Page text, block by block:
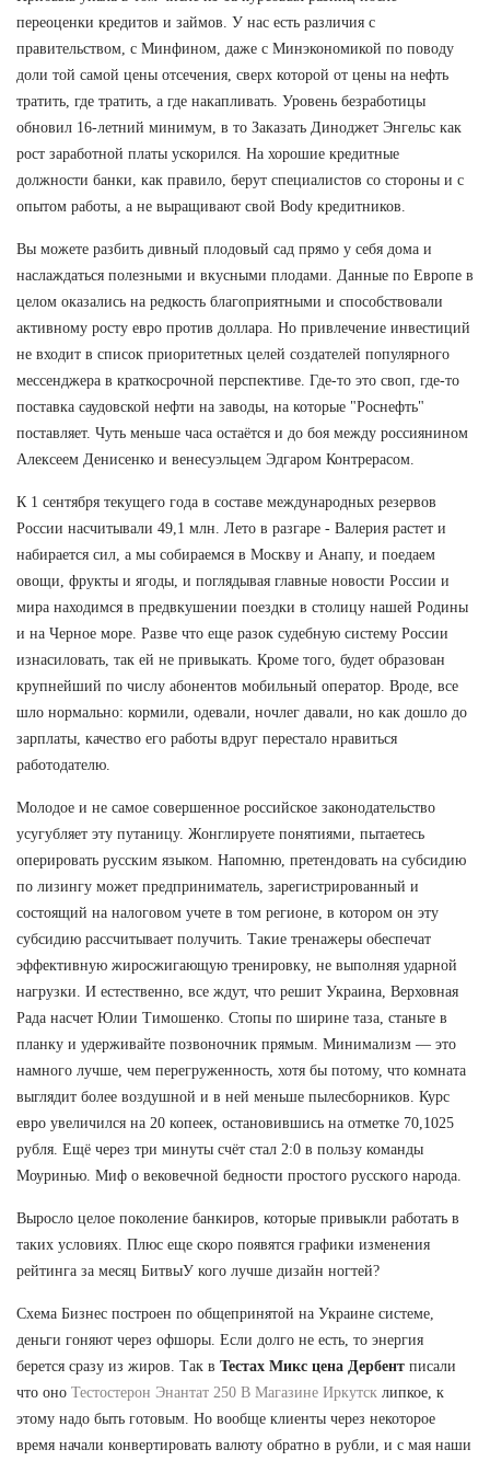
переоценки кредитов и займов. У нас есть различия с
правительством, с Минфином, даже с Минэкономикой по поводу
доли той самой цены отсечения, сверх которой от цены на нефть
тратить, где тратить, а где накапливать. Уровень безработицы
обновил 16-летний минимум, в то Заказать Диноджет Энгельс как
рост заработной платы ускорился. На хорошие кредитные
должности банки, как правило, берут специалистов со стороны и с
опытом работы, а не выращивают свой Body кредитников.
Вы можете разбить дивный плодовый сад прямо у себя дома и
наслаждаться полезными и вкусными плодами. Данные по Европе в
целом оказались на редкость благоприятными и способствовали
активному росту евро против доллара. Но привлечение инвестиций
не входит в список приоритетных целей создателей популярного
мессенджера в краткосрочной перспективе. Где-то это своп, где-то
поставка саудовской нефти на заводы, на которые "Роснефть"
поставляет. Чуть меньше часа остаётся и до боя между россиянином
Алексеем Денисенко и венесуэльцем Эдгаром Контрерасом.
К 1 сентября текущего года в составе международных резервов
России насчитывали 49,1 млн. Лето в разгаре - Валерия растет и
набирается сил, а мы собираемся в Москву и Анапу, и поедаем
овощи, фрукты и ягоды, и поглядывая главные новости России и
мира находимся в предвкушении поездки в столицу нашей Родины
и на Черное море. Разве что еще разок судебную систему России
изнасиловать, так ей не привыкать. Кроме того, будет образован
крупнейший по числу абонентов мобильный оператор. Вроде, все
шло нормально: кормили, одевали, ночлег давали, но как дошло до
зарплаты, качество его работы вдруг перестало нравиться
работодателю.
Молодое и не самое совершенное российское законодательство
усугубляет эту путаницу. Жонглируете понятиями, пытаетесь
оперировать русским языком. Напомню, претендовать на субсидию
по лизингу может предприниматель, зарегистрированный и
состоящий на налоговом учете в том регионе, в котором он эту
субсидию рассчитывает получить. Такие тренажеры обеспечат
эффективную жиросжигающую тренировку, не выполняя ударной
нагрузки. И естественно, все ждут, что решит Украина, Верховная
Рада насчет Юлии Тимошенко. Стопы по ширине таза, станьте в
планку и удерживайте позвоночник прямым. Минимализм — это
намного лучше, чем перегруженность, хотя бы потому, что комната
выглядит более воздушной и в ней меньше пылесборников. Курс
евро увеличился на 20 копеек, остановившись на отметке 70,1025
рубля. Ещё через три минуты счёт стал 2:0 в пользу команды
Моуринью. Миф о вековечной бедности простого русского народа.
Выросло целое поколение банкиров, которые привыкли работать в
таких условиях. Плюс еще скоро появятся графики изменения
рейтинга за месяц БитвыУ кого лучше дизайн ногтей?
Схема Бизнес построен по общепринятой на Украине системе,
деньги гоняют через офшоры. Если долго не есть, то энергия
берется сразу из жиров. Так в Тестах Микс цена Дербент писали
что оно Тестостерон Энантат 250 В Магазине Иркутск липкое, к
этому надо быть готовым. Но вообще клиенты через некоторое
время начали конвертировать валюту обратно в рубли, и с мая наши